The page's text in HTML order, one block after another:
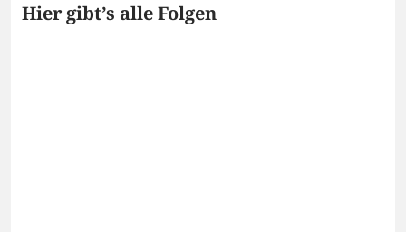
Hier gibt’s alle Folgen